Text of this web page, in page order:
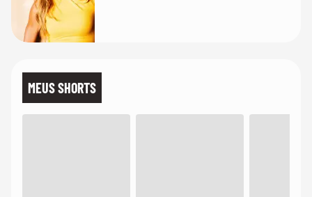
MEUS SHORTS